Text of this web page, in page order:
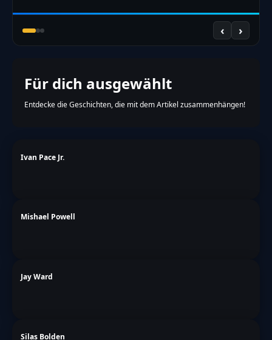
‹ ›
Für dich ausgewählt
Entdecke die Geschichten, die mit dem Artikel zusammenhängen!
Ivan Pace Jr.
Mishael Powell
Jay Ward
Silas Bolden